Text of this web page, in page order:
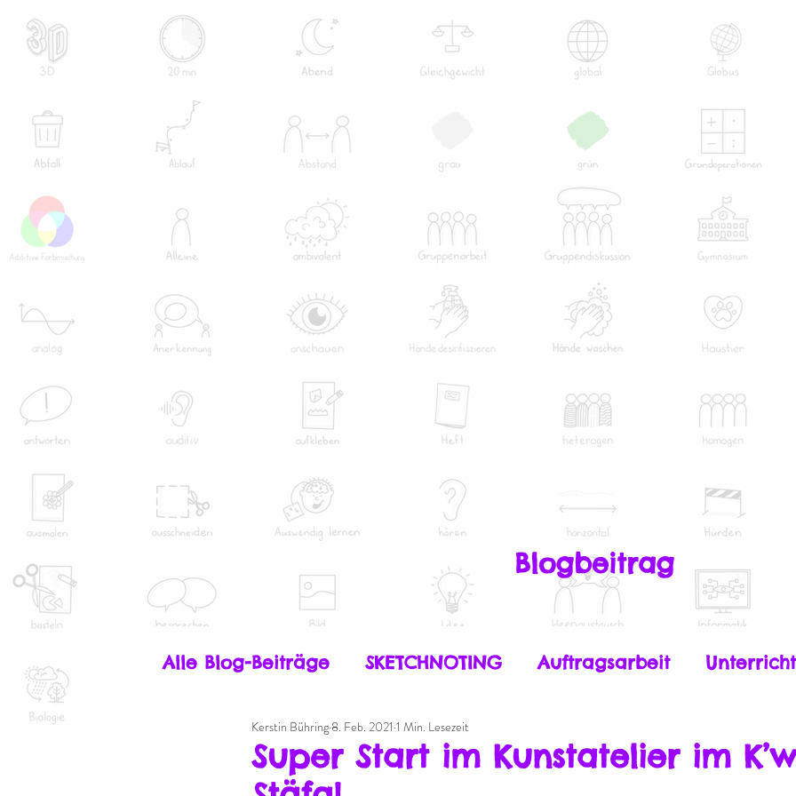
Blogbeitrag
Alle Blog-Beiträge SKETCHNOTING Auftragsarbeit Unterricht
Kunst & Kultur Digitales Zeichnen
Super Start im Kunstatelier im
Kerstin Bühring 8. Feb. 2021 1 Min. Lesezeit